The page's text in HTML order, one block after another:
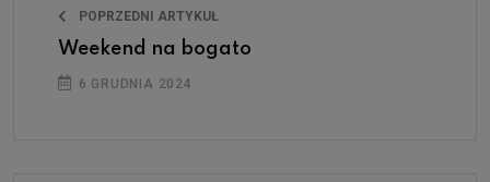
POPRZEDNI ARTYKUŁ
Weekend na bogato
6 GRUDNIA 2024